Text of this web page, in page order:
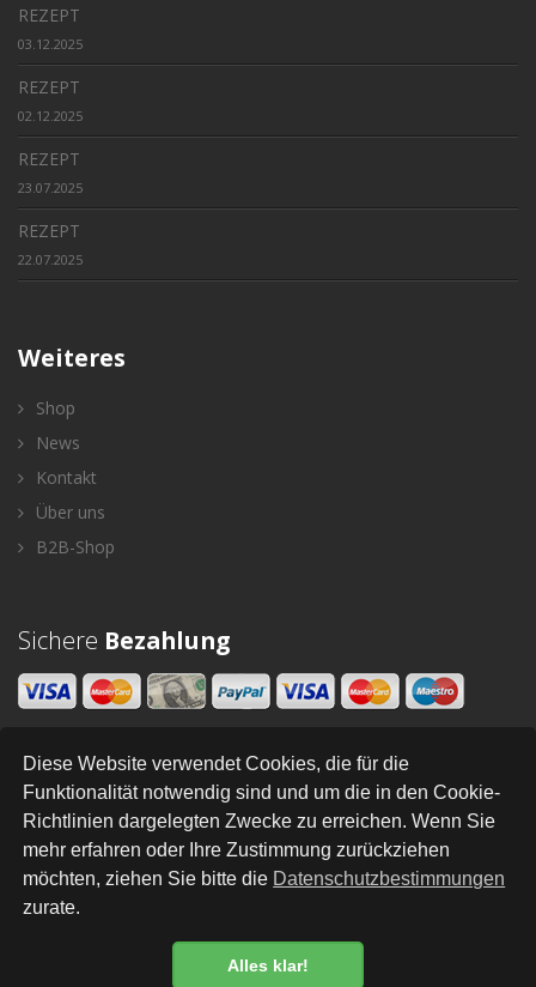
Diese Website verwendet Cookies, die für die
Funktionalität notwendig sind und um die in den Cookie-
Richtlinien dargelegten Zwecke zu erreichen. Wenn Sie
mehr erfahren oder Ihre Zustimmung zurückziehen
möchten, ziehen Sie bitte die Datenschutzbestimmungen
zurate.
Alles klar!
REZEPT
03.12.2025
REZEPT
02.12.2025
REZEPT
23.07.2025
REZEPT
22.07.2025
Weiteres
Shop
News
Kontakt
Über uns
B2B-Shop
Sichere Bezahlung
Newsletter
SENDEN
Impressum•Versand•Kontakt•